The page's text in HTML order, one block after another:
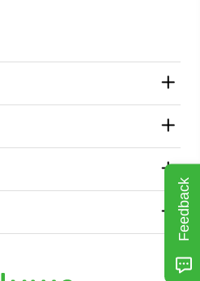
Feedback